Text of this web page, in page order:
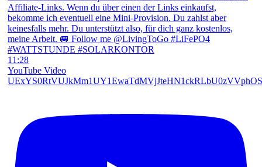
11:28
YouTube Video